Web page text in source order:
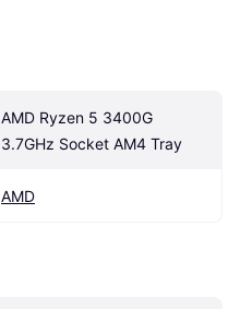
AMD Ryzen 5 3400G
3.7GHz Socket AM4 Tray
AMD